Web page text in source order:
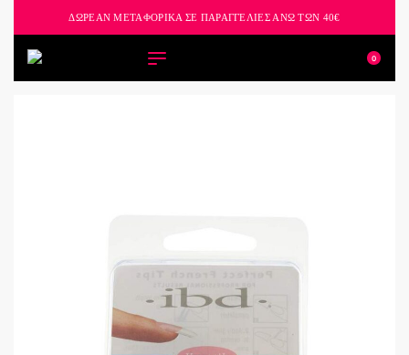
ΔΩΡΕΑΝ ΜΕΤΑΦΟΡΙΚΑ ΣΕ ΠΑΡΑΓΓΕΛΙΕΣ ΑΝΩ ΤΩΝ 40€
0